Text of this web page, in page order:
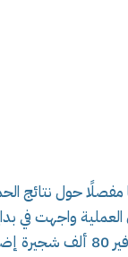
حول نتائج
شجيرة، غير أن
وبفضل التدخل المباشر للسيد